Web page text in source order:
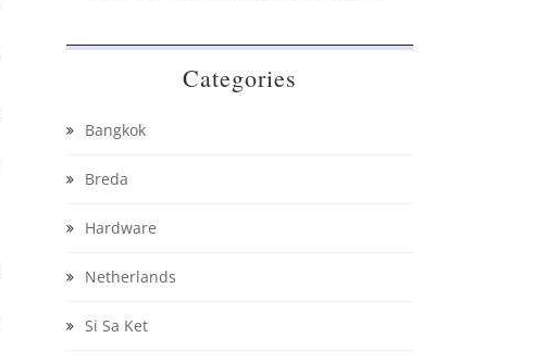
Categories
Bangkok
Breda
Hardware
Netherlands
Si Sa Ket